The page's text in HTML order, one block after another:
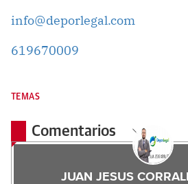
info@deporlegal.com
619670009
TEMAS
Comentarios
JUAN JESUS